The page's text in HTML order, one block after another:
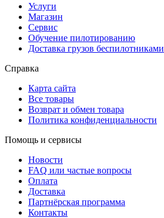
Услуги
Магазин
Сервис
Обучение пилотированию
Доставка грузов беспилотниками
Справка
Карта сайта
Все товары
Возврат и обмен товара
Политика конфиденциальности
Помощь и сервисы
Новости
FAQ или частые вопросы
Оплата
Доставка
Партнёрская программа
Контакты